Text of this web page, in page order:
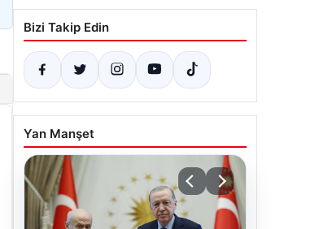
Bizi Takip Edin
Yan Manşet